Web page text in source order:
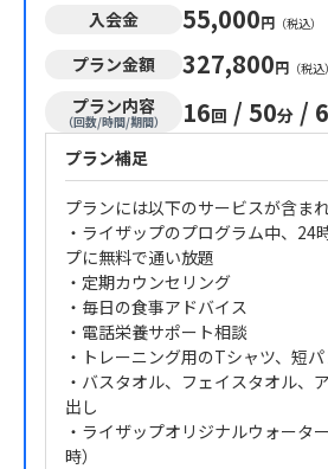
入会金 55,000円 （税込）
プラン金額 327,800円 （税込）
プラン内容
（回数/時間/期間） 16回 / 50分 /
プラン補足
プランには以下のサービスが含まれ
・ライザップのプログラム中、24
プに無料で通い放題
・定期カウンセリング
・毎日の食事アドバイス
・電話栄養サポート相談
・トレーニング用のTシャツ、短
・バスタオル、フェイスタオル、
出し
・ライザップオリジナルウォータ
時）